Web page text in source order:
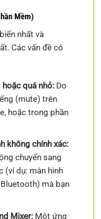
Mềm)
nhất và
Các vấn đề có
quá nhỏ:Do
(mute) trên
hoặc trong phần
không chính xác:
chuyển sang
(ví dụ: màn hình
mà bạn
Mixer:Một ứng